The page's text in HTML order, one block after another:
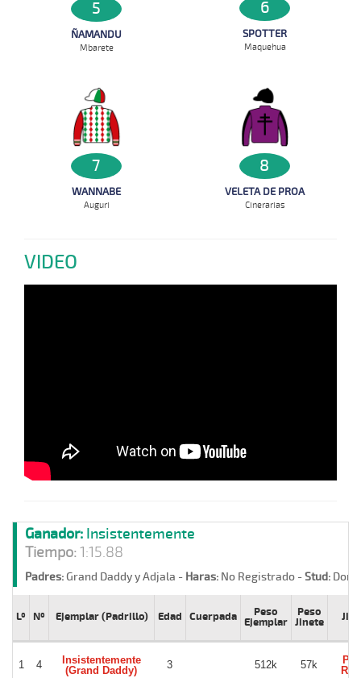
5
ÑAMANDU
Mbarete
6
SPOTTER
Maquehua
7
WANNABE
Auguri
8
VELETA DE PROA
Cinerarias
VIDEO
Ganador: Insistentemente
Tiempo:1:15.88
Padres:Grand Daddy y Adjala - Haras: No Registrado -Stud:
Lº Nº Ejemplar (Padrillo) Edad Cuerpada
Peso
Ejemplar
Peso
Jinete
1 4
Insistentemente
(Grand Daddy)
3 512k 57k